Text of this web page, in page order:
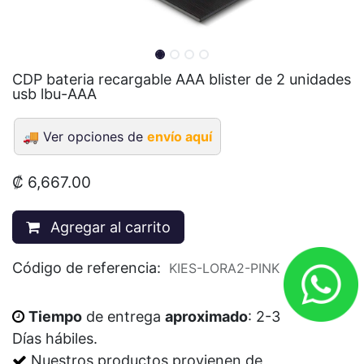
CDP bateria recargable AAA blister de 2 unidades
usb lbu-AAA
🚚 Ver opciones de envío aquí
₡ 6,667.00
Agregar al carrito
Código de referencia: KIES-LORA2-PINK
Tiempo de entrega aproximado: 2-3
Días hábiles.
Nuestros productos provienen de